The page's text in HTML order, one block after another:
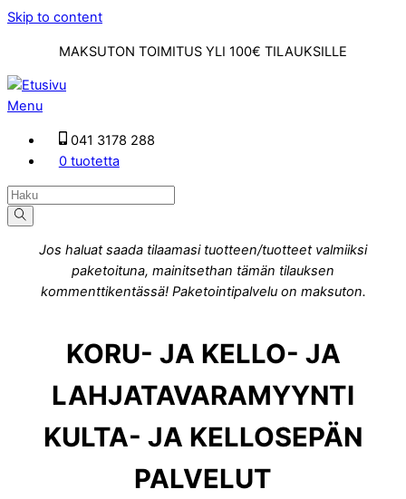
Skip to content
MAKSUTON TOIMITUS YLI 100€ TILAUKSILLE
Menu
041 3178 288
0 tuotetta
Jos haluat saada tilaamasi tuotteen/tuotteet valmiiksi
paketoituna, mainitsethan tämän tilauksen
kommenttikentässä! Paketointipalvelu on maksuton.
KORU- JA KELLO- JA
LAHJATAVARAMYYNTI
KULTA- JA KELLOSEPÄN
PALVELUT